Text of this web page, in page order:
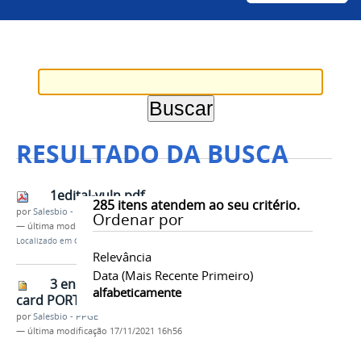
RESULTADO DA BUSCA
285itens atendem ao seu critério.
Ordenar por
Relevância
Data (mais Recente Primeiro)
alfabeticamente
1edital-vuln.pdf
porSalesbio - PPGE
— última modificação06/12/2021 10h16
Localizado em Contents
3 encontro AMÉRICA LATINA
card PORTUGUÊS.jpeg
porSalesbio - PPGE
— última modificação 17/11/2021 16h56